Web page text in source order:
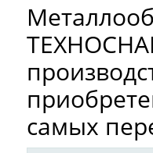
самых